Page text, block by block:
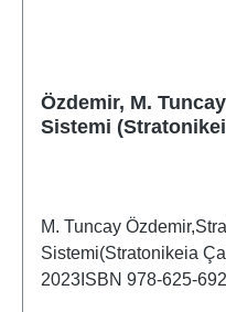
Özdemir, M.
Sistemi
M. Tuncay
Sistemi(Stratonikeia
2023ISBN 978-625-6925-11-3 XII + 236